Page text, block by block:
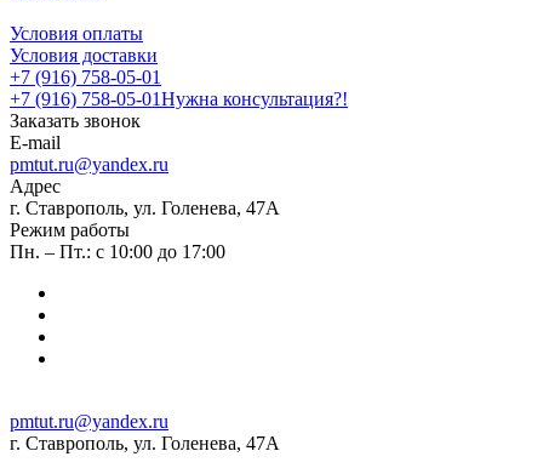
Условия оплаты
Условия доставки
+7 (916) 758-05-01
+7 (916) 758-05-01Нужна консультация?!
Заказать звонок
E-mail
pmtut.ru@yandex.ru
Адрес
г. Ставрополь, ул. Голенева, 47А
Режим работы
Пн. – Пт.: с 10:00 до 17:00
pmtut.ru@yandex.ru
г. Ставрополь, ул. Голенева, 47А